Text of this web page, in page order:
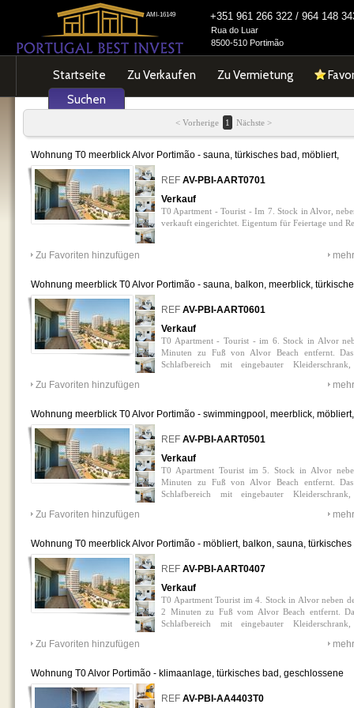
AMI-16149 +351 961 266 322 / 964 148
Rua do Luar
8500-510 Portimão
Startseite Zu Verkaufen Zu Vermietung
Suchen
< Vorherige 1 Nächste >
Wohnung T0 meerblick Alvor Portimão - sauna, türkisches bad, möbliert,
meerblick, swimmingpool, balkon
0
REF AV-PBI-AART0701
Verkauf
T0 Apartment - Tourist - Im 7. Stock in Alvor,
verkauft eingerichtet. Eigentum für Feiertage und
Zu Favoriten hinzufügen
Wohnung meerblick T0 Alvor Portimão - sauna, balkon, meerblick,
bad, swimmingpool, möbliert
0
REF AV-PBI-AART0601
Verkauf
T0 Apartment - Tourist - im 6. Stock in Alvor
Minuten zu Fuß von Alvor Beach entfernt. Das
Schlafbereich mit eingebauter
eingerichtet. Eigentum für Feiertage und
Zu Favoriten hinzufügen
Wohnung meerblick T0 Alvor Portimão - swimmingpool, meerblick, möbliert,
türkisches bad, balkon, sauna, 5. etage
0
REF AV-PBI-AART0501
Verkauf
T0 Apartment Tourist im 5. Stock in Alvor
Minuten zu Fuß von Alvor Beach entfernt. Das
Schlafbereich mit eingebauter
Eigentum hat ein Balky. Bad. verkauft
Zu Favoriten hinzufügen
Wohnung T0 meerblick Alvor Portimão - möbliert, balkon, sauna, türkisches
4. etage, meerblick, swimmingpool
0
REF AV-PBI-AART0407
Verkauf
T0 Apartment Tourist im 4. Stock in Alvor neben
2 Minuten zu Fuß vom Alvor Beach entfernt.
Schlafbereich mit eingebauter
Anwesen hat einen Balky-Blick mit dem
Zu Favoriten hinzufügen
Wohnung T0 Alvor Portimão - klimaanlage, türkisches bad, geschlossene
wohnanlage, balkon, möbliert, swimmingpool, sauna, 4. etage
0
REF AV-PBI-AA4403T0